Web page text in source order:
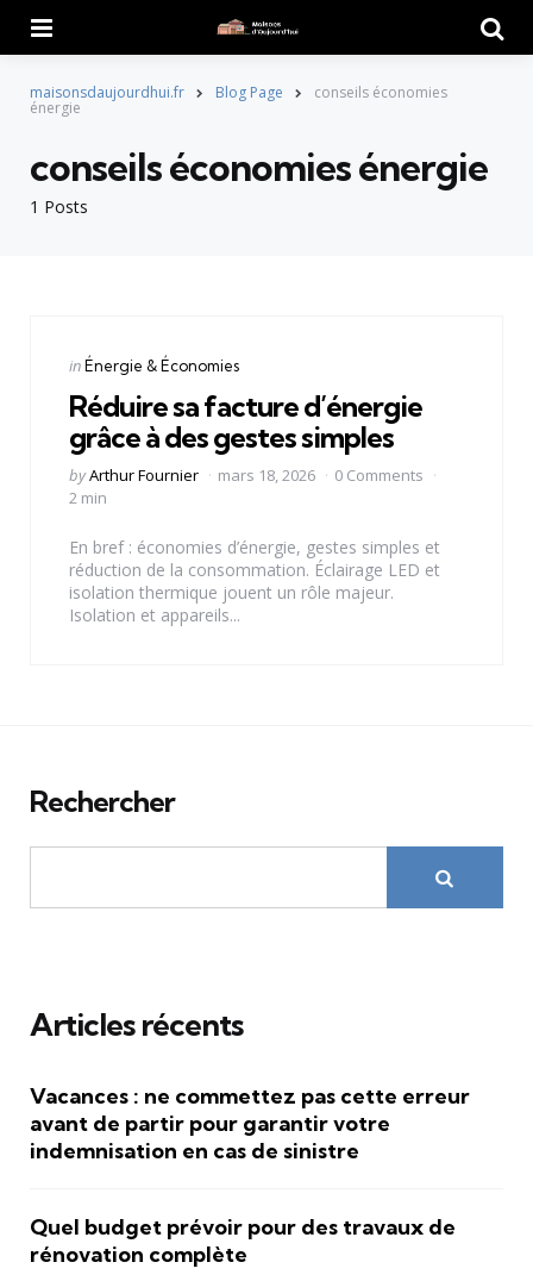
maisonsdaujourdhui.fr Blog Page conseils économies
énergie
1 Posts
conseils économies énergie
Categories
Posted
inÉnergie & Économies
Réduire sa facture d’énergie
grâce à des gestes simples
Posted
by
byArthur Fournier mars 18, 2026
0 Comments
2 min
En bref : économies d’énergie, gestes simples et
réduction de la consommation. Éclairage LED et
isolation thermique jouent un rôle majeur.
Isolation et appareils...
Rechercher
Articles récents
Vacances : ne commettez pas cette erreur
avant de partir pour garantir votre
indemnisation en cas de sinistre
Quel budget prévoir pour des travaux de
rénovation complète